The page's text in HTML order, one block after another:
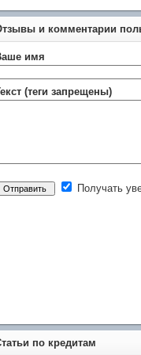
и комментарии
имя
(теги запрещены)
Получать
по кредитам